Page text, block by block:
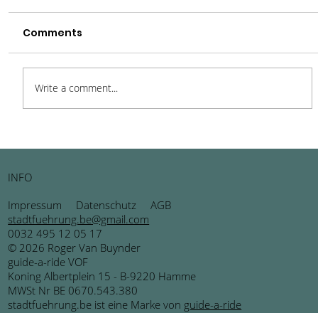
Comments
Write a comment...
INFO
Impressum
Datenschutz
AGB
stadtfuehrung.be@gmail.com
0032 495 12 05 17
© 2026 Roger Van Buynder
guide-a-ride VOF
Koning Albertplein 15 - B-9220 Hamme
MWSt Nr BE 0670.543.380
stadtfuehrung.be ist eine Marke von guide-a-ride